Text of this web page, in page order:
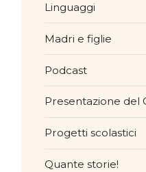
Linguaggi
Madri e figlie
Podcast
Presentazione del
Progetti scolastici
Quante storie!